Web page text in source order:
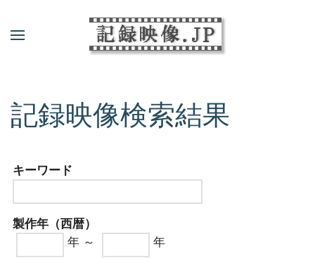
記録映像検索結果
キーワード
製作年（西暦）
年 ～
年